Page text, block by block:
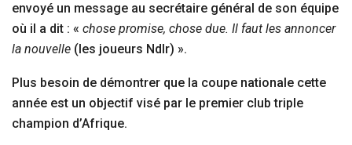
envoyé un message au secrétaire général de son équipe
où il a dit : « chose promise, chose due. Il faut les annoncer
la nouvelle (les joueurs Ndlr) ».
Plus besoin de démontrer que la coupe nationale cette
année est un objectif visé par le premier club triple
champion d’Afrique.